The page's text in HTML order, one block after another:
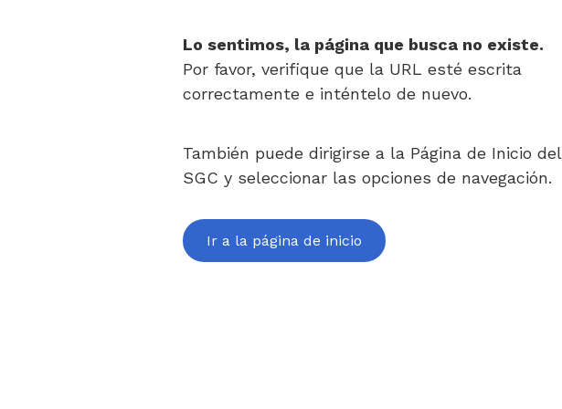
Lo sentimos, la página que busca no existe.
Por favor, verifique que la URL esté escrita
correctamente e inténtelo de nuevo.
También puede dirigirse a la Página de Inicio del
SGC y seleccionar las opciones de navegación.
Ir a la página de inicio